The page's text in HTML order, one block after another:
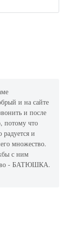
и на сайте
и после
потому что
и
множество.
с ним
- БАТЮШКА.